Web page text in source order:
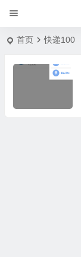
首页 快递100